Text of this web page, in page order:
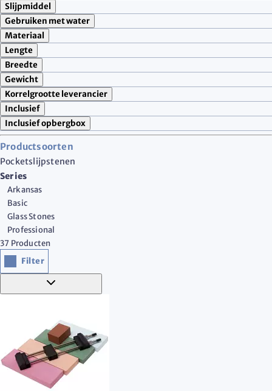
Slijpmiddel
Gebruiken met water
Materiaal
Lengte
Breedte
Gewicht
Korrelgrootte leverancier
Inclusief
Inclusief opbergbox
Productsoorten
Pocketslijpstenen
Series
Arkansas
Basic
Glass Stones
Professional
37 Producten
Filter